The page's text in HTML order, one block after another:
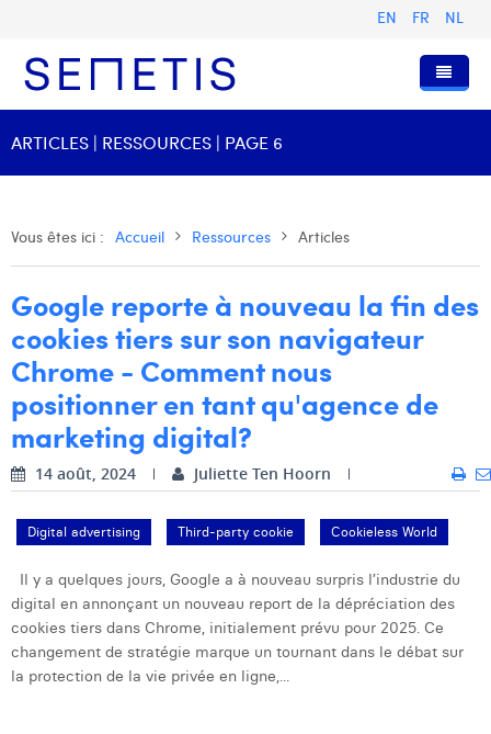
EN FR NL
Services
Digital Business Intelligence
Technologie
Formations
Notre histoire
L'équipe
Anouk Allegaert
Arthur Collard
Camille Servais
Charlie Deschamps
Dhan Claes
Diane Tremouroux
Edouard Polet
Elio Civalleri
Nos valeurs
Omnicom Media Group
Certifications
Ressources
Articles
Présentations et Cas
Communiqués de presse
Clients
Rejoignez-nous
Digital Business Consultant NL
Digital Business Analyst
Digital Business Intern
Contact
ARTICLES | RESSOURCES | PAGE 6
Vous êtes ici : Accueil Ressources Articles
Google reporte à nouveau la fin des
cookies tiers sur son navigateur
Chrome - Comment nous
positionner en tant qu'agence de
marketing digital?
14 août, 2024 Juliette Ten Hoorn
Digital advertising Third-party cookie Cookieless World
Il y a quelques jours, Google a à nouveau surpris l’industrie du
digital en annonçant un nouveau report de la dépréciation des
cookies tiers dans Chrome, initialement prévu pour 2025. Ce
changement de stratégie marque un tournant dans le débat sur
la protection de la vie privée en ligne,...